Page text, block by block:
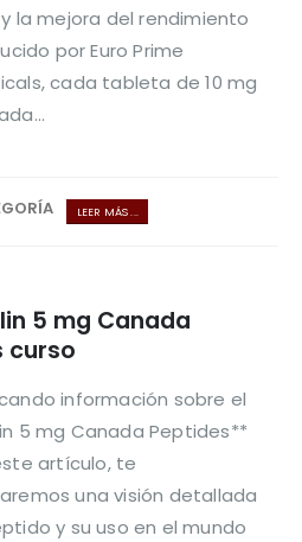
la mejora del rendimiento
por Euro Prime
cada tableta de 10 mg
LEER MÁS ...
5 mg Canada
curso
información sobre el
5 mg Canada Peptides**
artículo, te
una visión detallada
y su uso en el mundo